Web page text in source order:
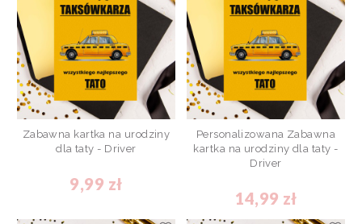
Zabawna kartka na urodziny
dla taty - Driver
9,99 zł
Personalizowana Zabawna
kartka na urodziny dla taty -
Driver
14,99 zł